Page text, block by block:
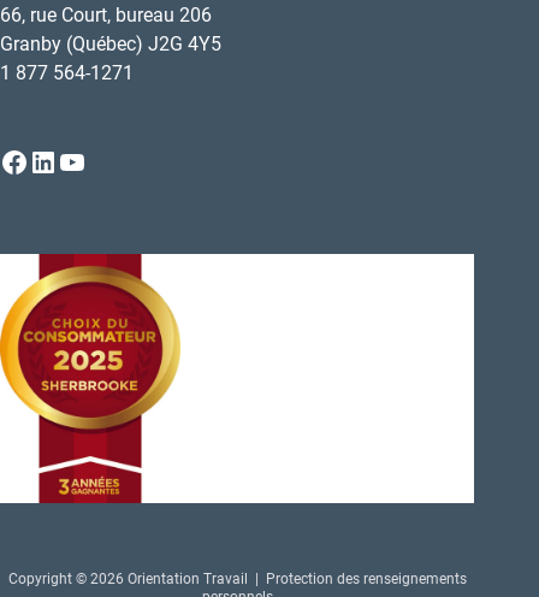
66, rue Court, bureau 206
Granby (Québec) J2G 4Y5
1 877 564-1271
Facebook
LinkedIn
YouTube
Copyright © 2026 Orientation Travail |
Protection des renseignements